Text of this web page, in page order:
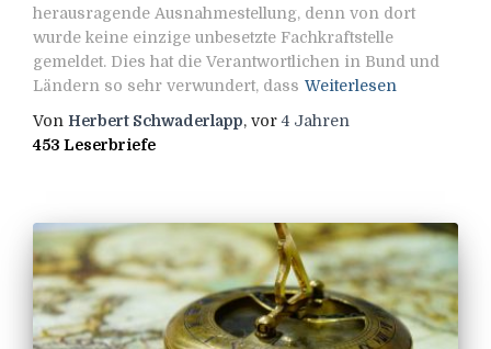
herausragende Ausnahmestellung, denn von dort
wurde keine einzige unbesetzte Fachkraftstelle
gemeldet. Dies hat die Verantwortlichen in Bund und
Ländern so sehr verwundert, dass Weiterlesen
Von Herbert Schwaderlapp, vor4 Jahren
453 Leserbriefe